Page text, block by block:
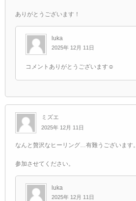
ありがとうございます！
luka
2025年 12月 11日
コメントありがとうございます☺️
ミズエ
2025年 12月 11日
なんと贅沢なヒーリング…有難うございます。
参加させてください。
luka
2025年 12月 11日